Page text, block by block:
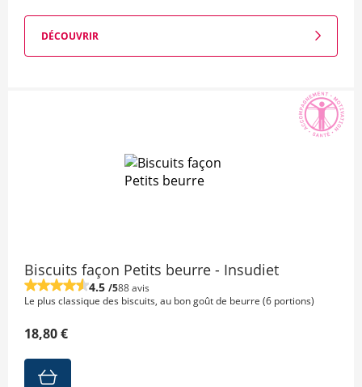
DÉCOUVRIR
Biscuits façon Petits beurre - Insudiet
4.5 /588 avis
Le plus classique des biscuits, au bon goût de beurre (6 portions)
18,80 €